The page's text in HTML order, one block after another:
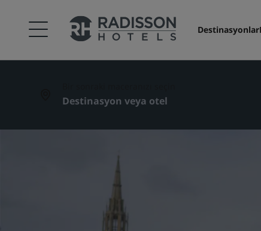
Destinasyonlar